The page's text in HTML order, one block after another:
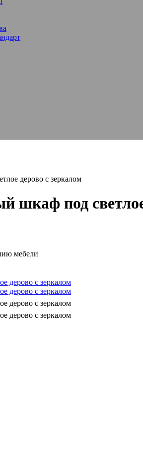
дерово с зеркалом
шкаф под
мебели